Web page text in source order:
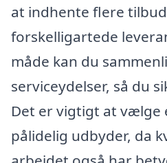
at indhente flere
forskelligartede
måde kan du
serviceydelser, så du
Det er vigtigt at vælge
pålidelig udbyder, da